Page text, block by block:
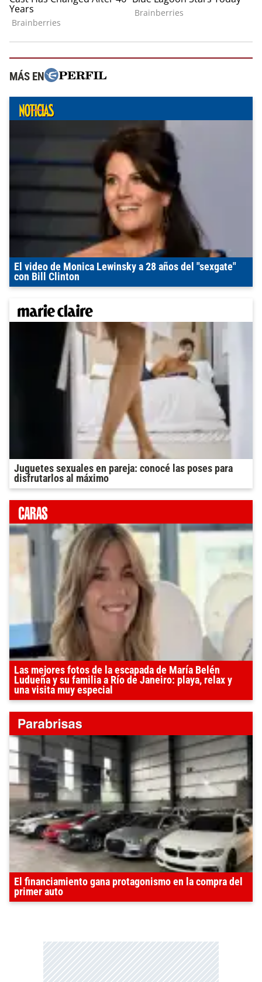
MÁS EN
El video de Monica Lewinsky a 28 años del "sexgate"
con Bill Clinton
Juguetes sexuales en pareja: conocé las poses para
disfrutarlos al máximo
Las mejores fotos de la escapada de María Belén
Ludueña y su familia a Río de Janeiro: playa, relax y
una visita muy especial
El financiamiento gana protagonismo en la compra del
primer auto